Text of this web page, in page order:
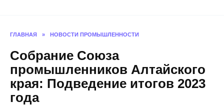
ГЛАВНАЯ » НОВОСТИ ПРОМЫШЛЕННОСТИ
Собрание Союза
промышленников Алтайского
края: Подведение итогов 2023
года